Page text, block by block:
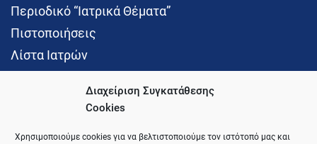
Διαχείριση Συγκατάθεσης
Cookies
Χρησιμοποιούμε cookies για να βελτιστοποιούμε τον ιστότοπό μας και
Περιοδικό “Ιατρικά Θέματα”
Πιστοποιήσεις
Λίστα Ιατρών
Social Media